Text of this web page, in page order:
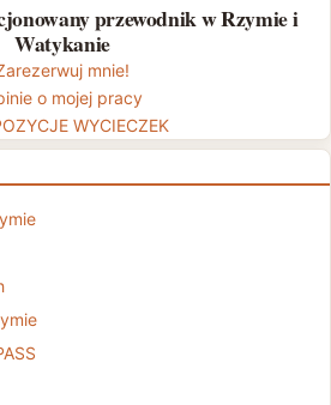
przewodnik w Rzymie i
Watykanie
mnie!
o mojej pracy
WYCIECZEK